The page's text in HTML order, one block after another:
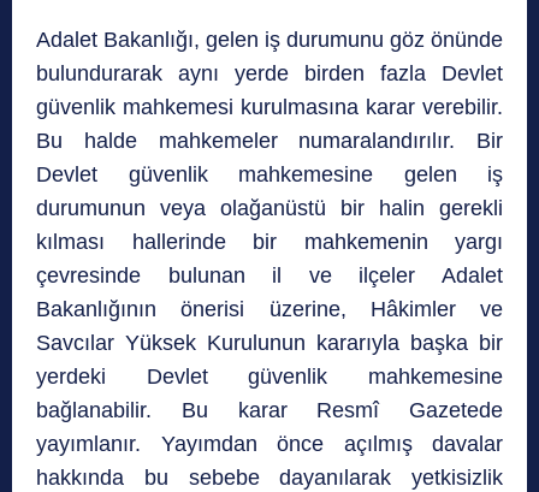
Adalet Bakanlığı, gelen iş durumunu göz önünde
bulundurarak aynı yerde birden fazla Devlet
güvenlik mahkemesi kurulmasına karar verebilir.
Bu halde mahkemeler numaralandırılır. Bir
Devlet güvenlik mahkemesine gelen iş
durumunun veya olağanüstü bir halin gerekli
kılması hallerinde bir mahkemenin yargı
çevresinde bulunan il ve ilçeler Adalet
Bakanlığının önerisi üzerine, Hâkimler ve
Savcılar Yüksek Kurulunun kararıyla başka bir
yerdeki Devlet güvenlik mahkemesine
bağlanabilir. Bu karar Resmî Gazetede
yayımlanır. Yayımdan önce açılmış davalar
hakkında bu sebebe dayanılarak yetkisizlik